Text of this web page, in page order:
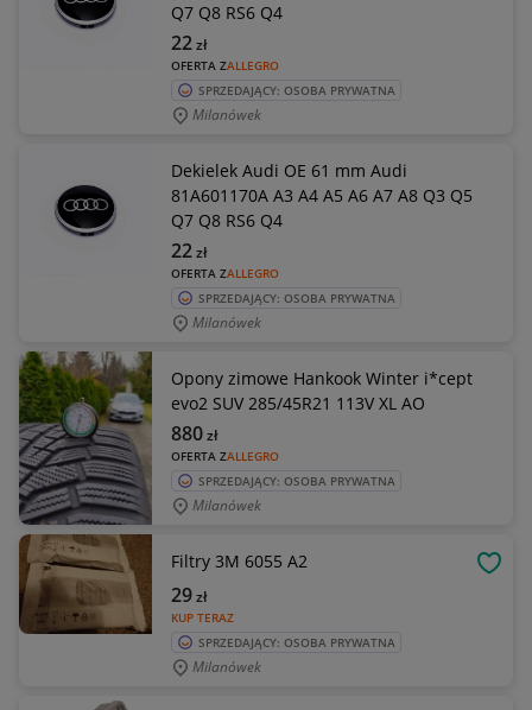
Q7 Q8 RS6 Q4
OFERTA ZALLEGRO
22zł
SPRZEDAJĄCY: OSOBA PRYWATNA
Milanówek
Dekielek Audi OE 61 mm Audi
81A601170A A3 A4 A5 A6 A7 A8 Q3 Q5
Q7 Q8 RS6 Q4
OFERTA ZALLEGRO
22zł
SPRZEDAJĄCY: OSOBA PRYWATNA
Milanówek
Opony zimowe Hankook Winter i*cept
evo2 SUV 285/45R21 113V XL AO
OFERTA ZALLEGRO
880zł
SPRZEDAJĄCY: OSOBA PRYWATNA
Milanówek
Filtry 3M 6055 A2
KUP TERAZ
29zł
SPRZEDAJĄCY: OSOBA PRYWATNA
Milanówek